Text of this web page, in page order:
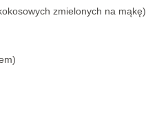
zmielonych na mąkę)